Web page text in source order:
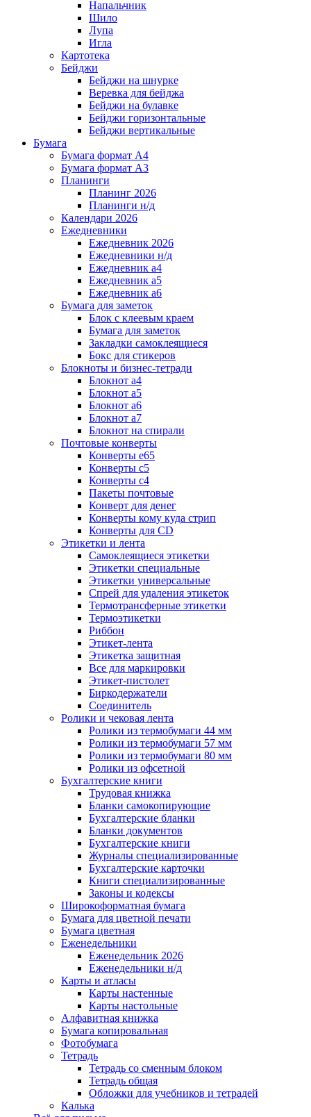
Напальчник
Шило
Лупа
Игла
Картотека
Бейджи
Бейджи на шнурке
Веревка для бейджа
Бейджи на булавке
Бейджи горизонтальные
Бейджи вертикальные
Бумага
Бумага формат А4
Бумага формат А3
Планинги
Планинг 2026
Планинги н/д
Календари 2026
Ежедневники
Ежедневник 2026
Ежедневники н/д
Ежедневник а4
Ежедневник а5
Ежедневник а6
Бумага для заметок
Блок с клеевым краем
Бумага для заметок
Закладки самоклеящиеся
Бокс для стикеров
Блокноты и бизнес-тетради
Блокнот а4
Блокнот а5
Блокнот а6
Блокнот а7
Блокнот на спирали
Почтовые конверты
Конверты е65
Конверты с5
Конверты с4
Пакеты почтовые
Конверт для денег
Конверты кому куда стрип
Конверты для CD
Этикетки и лента
Самоклеящиеся этикетки
Этикетки специальные
Этикетки универсальные
Спрей для удаления этикеток
Термотрансферные этикетки
Термоэтикетки
Риббон
Этикет-лента
Этикетка защитная
Все для маркировки
Этикет-пистолет
Биркодержатели
Соединитель
Ролики и чековая лента
Ролики из термобумаги 44 мм
Ролики из термобумаги 57 мм
Ролики из термобумаги 80 мм
Ролики из офсетной
Бухгалтерские книги
Трудовая книжка
Бланки самокопирующие
Бухгалтерские бланки
Бланки документов
Бухгалтерские книги
Журналы специализированные
Бухгалтерские карточки
Книги специализированные
Законы и кодексы
Широкоформатная бумага
Бумага для цветной печати
Бумага цветная
Еженедельники
Еженедельник 2026
Еженедельники н/д
Карты и атласы
Карты настенные
Карты настольные
Алфавитная книжка
Бумага копировальная
Фотобумага
Тетрадь
Тетрадь со сменным блоком
Тетрадь общая
Обложки для учебников и тетрадей
Калька